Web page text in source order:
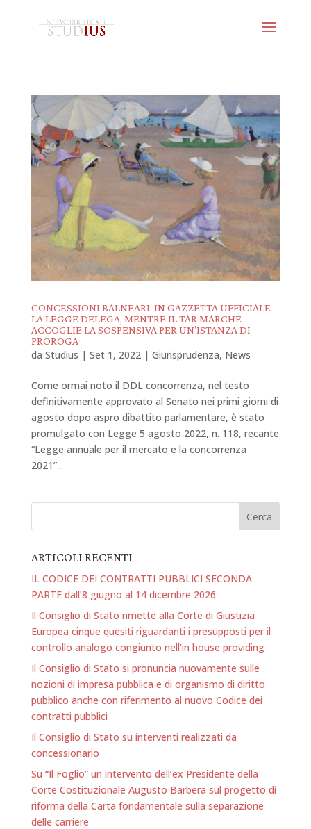
CONCESSIONI BALNEARI: IN GAZZETTA UFFICIALE
LA LEGGE DELEGA, MENTRE IL TAR MARCHE
ACCOGLIE LA SOSPENSIVA PER UN’ISTANZA DI
PROROGA
da Studius | Set 1, 2022| Giurisprudenza, News
Come ormai noto il DDL concorrenza, nel testo
definitivamente approvato al Senato nei primi giorni di
agosto dopo aspro dibattito parlamentare, è stato
promulgato con Legge 5 agosto 2022, n. 118, recante
“Legge annuale per il mercato e la concorrenza
2021”...
ARTICOLI RECENTI
IL CODICE DEI CONTRATTI PUBBLICI SECONDA
PARTE dall’8 giugno al 14 dicembre 2026
Il Consiglio di Stato rimette alla Corte di Giustizia
Europea cinque quesiti riguardanti i presupposti per il
controllo analogo congiunto nell’in house providing
Il Consiglio di Stato si pronuncia nuovamente sulle
nozioni di impresa pubblica e di organismo di diritto
pubblico anche con riferimento al nuovo Codice dei
contratti pubblici
Il Consiglio di Stato su interventi realizzati da
concessionario
Su “Il Foglio” un intervento dell’ex Presidente della
Corte Costituzionale Augusto Barbera sul progetto di
riforma della Carta fondamentale sulla separazione
delle carriere